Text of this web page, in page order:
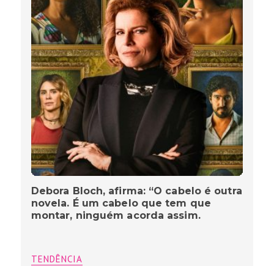
Debora Bloch, afirma: “O cabelo é outra
novela. É um cabelo que tem que
montar, ninguém acorda assim.
TENDÊNCIA